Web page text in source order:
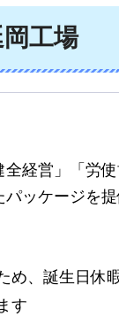
工場
経営」「労
ッケージを
め、誕生日休
す